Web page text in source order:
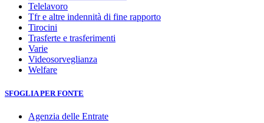
Telelavoro
Tfr e altre indennità di fine rapporto
Tirocini
Trasferte e trasferimenti
Varie
Videosorveglianza
Welfare
SFOGLIA PER FONTE
Agenzia delle Entrate